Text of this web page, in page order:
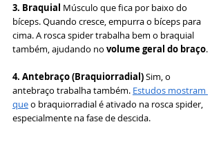
3. Braquial Músculo que fica por baixo do
bíceps. Quando cresce, empurra o bíceps para
cima. A rosca spider trabalha bem o braquial
também, ajudando no volume geral do braço.
4. Antebraço (Braquiorradial) Sim, o
antebraço trabalha também. Estudos mostram
que o braquiorradial é ativado na rosca spider,
especialmente na fase de descida.